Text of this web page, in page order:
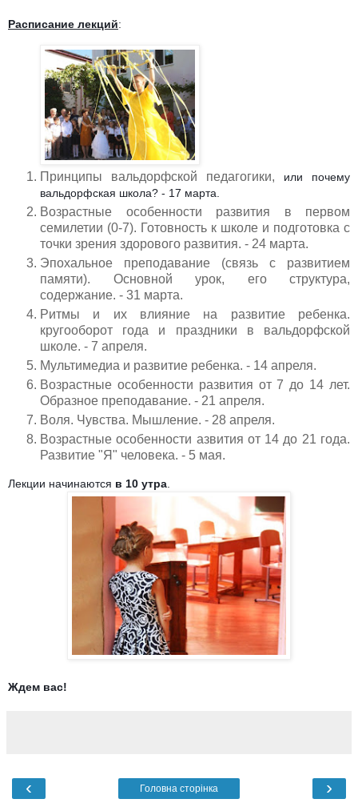
Расписание лекций:
Принципы вальдорфской педагогики, или почему
вальдорфская школа? - 17 марта.
Возрастные особенности развития в первом
семилетии (0-7). Готовность к школе и подготовка с
точки зрения здорового развития. - 24 марта.
Эпохальное преподавание (связь с развитием
памяти). Основной урок, его структура,
содержание. - 31 марта.
Ритмы и их влияние на развитие ребенка.
кругооборот года и праздники в вальдорфской
школе. - 7 апреля.
Мультимедиа и развитие ребенка. - 14 апреля.
Возрастные особенности развития от 7 до 14 лет.
Образное преподавание. - 21 апреля.
Воля. Чувства. Мышление. - 28 апреля.
Возрастные особенности азвития от 14 до 21 года.
Развитие "Я" человека. - 5 мая.
Лекции начинаются в 10 утра.
Ждем вас!
‹ ›
Головна сторінка